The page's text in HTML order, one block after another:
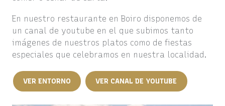
En nuestro restaurante en Boiro disponemos de
un canal de youtube en el que subimos tanto
imágenes de nuestros platos como de fiestas
especiales que celebramos en nuestra localidad.
VER ENTORNO VER CANAL DE YOUTUBE